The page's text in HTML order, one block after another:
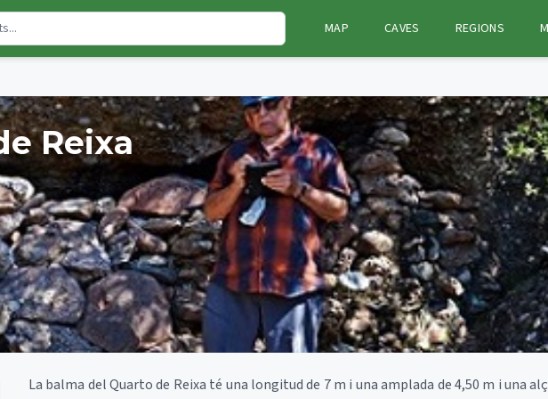
MAP CAVES REGIONS
Reixa
La balma del Quarto de Reixa té una longitud de 7 m i una amplada de 4,50 m i una